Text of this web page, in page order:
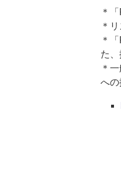
＊
＊
＊
た
＊
への